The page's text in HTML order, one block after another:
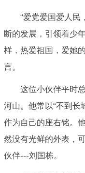
“爱党爱国爱人民
断的发展，引领着少
样，热爱祖国，爱她
言。
这位小伙伴平时
河山。他常以“不到长
作为自己的座右铭。
然没有光鲜的外表，
伙伴---刘国栋。